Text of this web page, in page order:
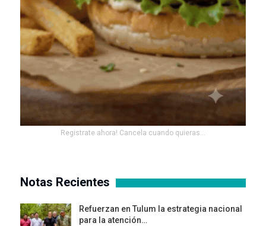
Registrate ahora! Cancela cuando quieras...
Notas Recientes
Refuerzan en Tulum la estrategia nacional
para la atención…